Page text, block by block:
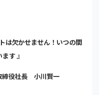
は欠かせません！いつの間
います 』
役社長 小川賢一